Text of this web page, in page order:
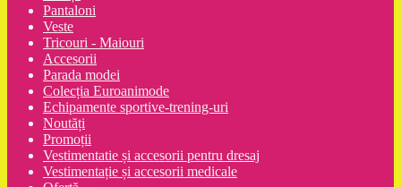
Pantaloni
Veste
Tricouri - Maiouri
Accesorii
Parada modei
Colecția Euroanimode
Echipamente sportive-trening-uri
Noutăți
Promoții
Vestimentatie și accesorii pentru dresaj
Vestimentație și accesorii medicale